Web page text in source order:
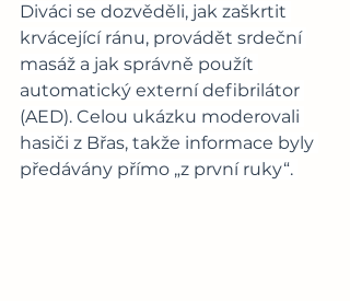
Diváci se dozvěděli, jak zaškrtit
krvácející ránu, provádět srdeční
masáž a jak správně použít
automatický externí defibrilátor
(AED). Celou ukázku moderovali
hasiči z Břas, takže informace byly
předávány přímo „z první ruky“.